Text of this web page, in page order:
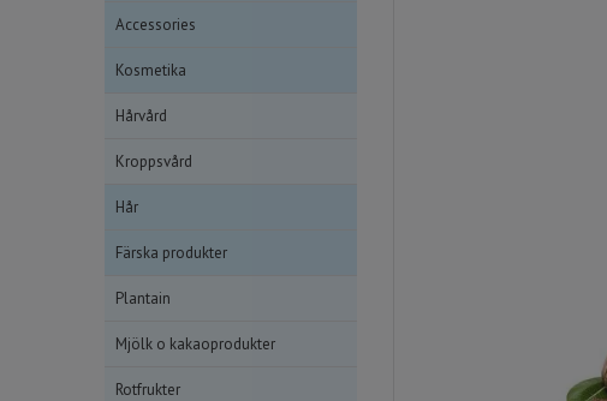
Accessories
Kosmetika
Hårvård
Kroppsvård
Hår
Färska produkter
Plantain
Mjölk o kakaoprodukter
Rotfrukter